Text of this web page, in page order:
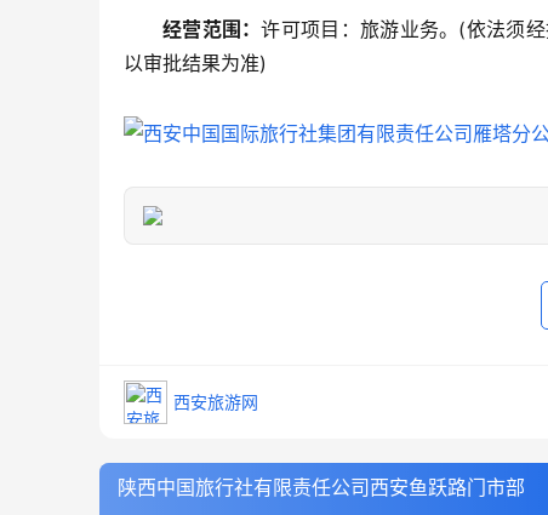
经营范围：许可项目：旅游业务。(依法须
以审批结果为准)
西安旅游网
陕西中国旅行社有限责任公司西安鱼跃路门市部